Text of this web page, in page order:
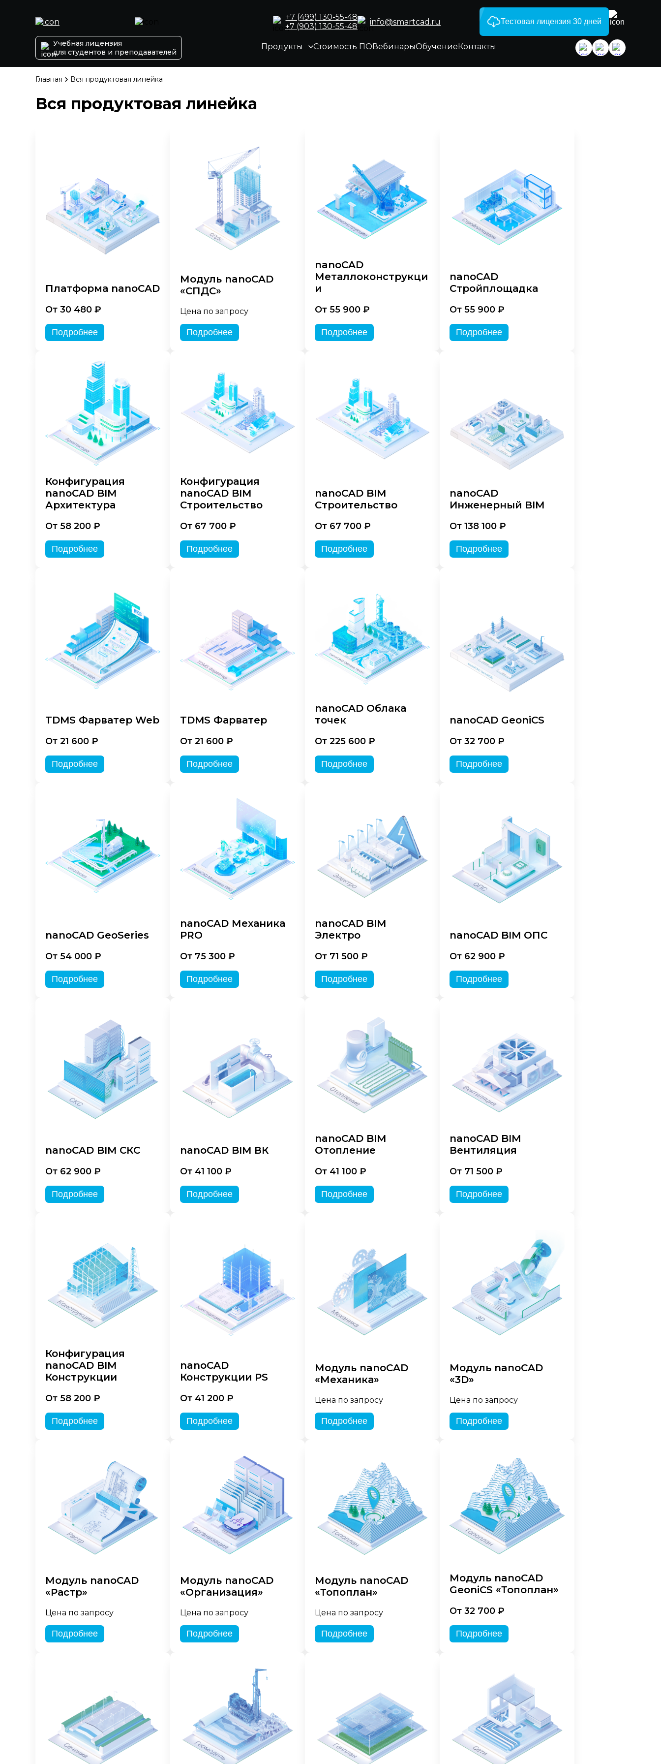
+7 (499) 130-55-48
+7 (903) 130-55-48
info@smartcad.ru Тестовая лицензия 30 дней
Учебная лицензия
для студентов и преподавателей
Продукты Стоимость ПОВебинарыОбучениеКонтакты
Главная Вся продуктовая линейка
Вся продуктовая линейка
Платформа nanoCAD
От 30 480 ₽
Подробнее
Модуль nanoCAD
«СПДС»
Цена по запросу
Подробнее
nanoCAD
Металлоконструкци
и
От 55 900 ₽
Подробнее
nanoCAD
Стройплощадка
От 55 900 ₽
Подробнее
Конфигурация
nanoCAD BIM
Архитектура
От 58 200 ₽
Подробнее
Конфигурация
nanoCAD BIM
Строительство
От 67 700 ₽
Подробнее
nanoCAD BIM
Строительство
От 67 700 ₽
Подробнее
nanoCAD
Инженерный BIM
От 138 100 ₽
Подробнее
TDMS Фарватер Web
От 21 600 ₽
Подробнее
TDMS Фарватер
От 21 600 ₽
Подробнее
nanoCAD Облака
точек
От 225 600 ₽
Подробнее
nanoCAD GeoniCS
От 32 700 ₽
Подробнее
nanoCAD GeoSeries
От 54 000 ₽
Подробнее
nanoCAD Механика
PRO
От 75 300 ₽
Подробнее
nanoCAD BIM
Электро
От 71 500 ₽
Подробнее
nanoCAD BIM ОПС
От 62 900 ₽
Подробнее
nanoCAD BIM СКС
От 62 900 ₽
Подробнее
nanoCAD BIM ВК
От 41 100 ₽
Подробнее
nanoCAD BIM
Отопление
От 41 100 ₽
Подробнее
nanoCAD BIM
Вентиляция
От 71 500 ₽
Подробнее
Конфигурация
nanoCAD BIM
Конструкции
От 58 200 ₽
Подробнее
nanoCAD
Конструкции PS
От 41 200 ₽
Подробнее
Модуль nanoCAD
«Механика»
Цена по запросу
Подробнее
Модуль nanoCAD
«3D»
Цена по запросу
Подробнее
Модуль nanoCAD
«Растр»
Цена по запросу
Подробнее
Модуль nanoCAD
«Организация»
Цена по запросу
Подробнее
Модуль nanoCAD
«Топоплан»
Цена по запросу
Подробнее
Модуль nanoCAD
GeoniCS «Топоплан»
От 32 700 ₽
Подробнее